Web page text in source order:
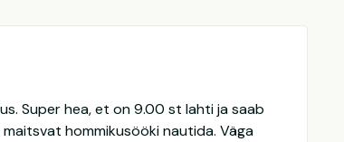
Super hea, et on 9.00 st lahti ja saab
hommikusööki nautida. Väga